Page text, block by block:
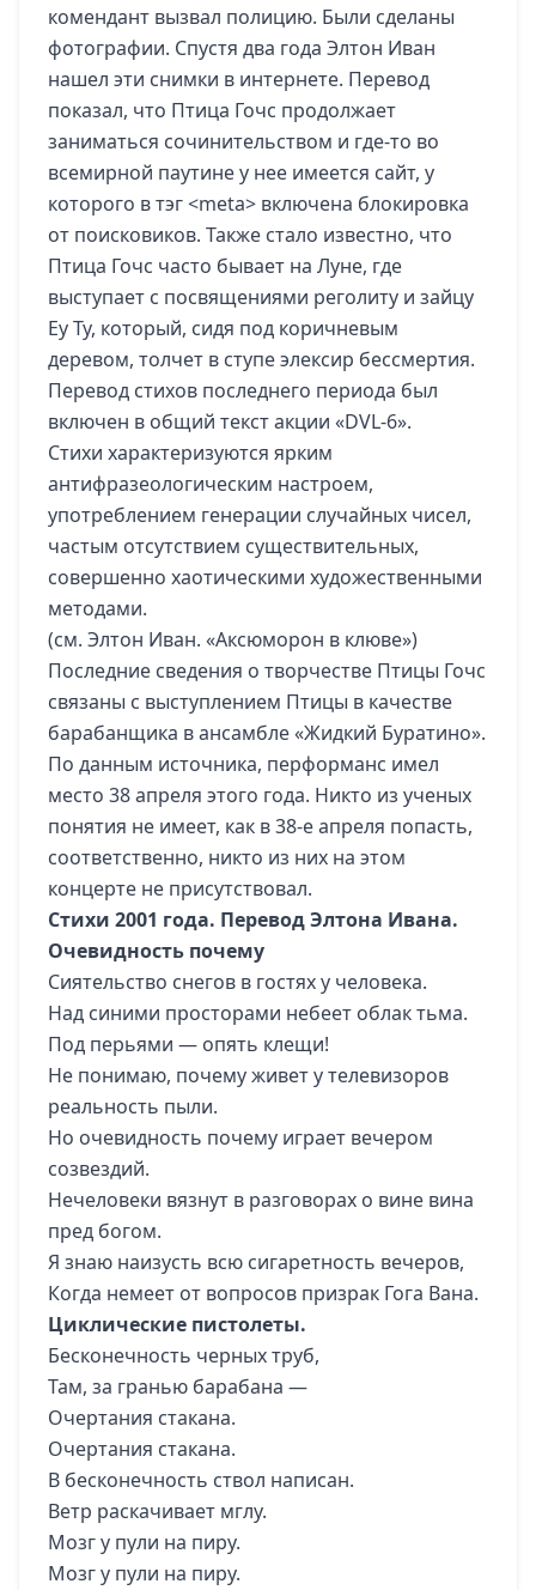
комендант вызвал полицию. Были сделаны
фотографии. Спустя два года Элтон Иван
нашел эти снимки в интернете. Перевод
показал, что Птица Гочс продолжает
заниматься сочинительством и где-то во
всемирной паутине у нее имеется сайт, у
которого в тэг <meta> включена блокировка
от поисковиков. Также стало известно, что
Птица Гочс часто бывает на Луне, где
выступает с посвящениями реголиту и зайцу
Еу Ту, который, сидя под коричневым
деревом, толчет в ступе элексир бессмертия.
Перевод стихов последнего периода был
включен в общий текст акции «DVL-6».
Стихи характеризуются ярким
антифразеологическим настроем,
употреблением генерации случайных чисел,
частым отсутствием существительных,
совершенно хаотическими художественными
методами.
(см. Элтон Иван. «Аксюморон в клюве»)
Последние сведения о творчестве Птицы Гочс
связаны с выступлением Птицы в качестве
барабанщика в ансамбле «Жидкий Буратино».
По данным источника, перформанс имел
место 38 апреля этого года. Никто из ученых
понятия не имеет, как в 38-е апреля попасть,
соответственно, никто из них на этом
концерте не присутствовал.
Стихи 2001 года. Перевод Элтона Ивана.
Очевидность почему
Сиятельство снегов в гостях у человека.
Над синими просторами небеет облак тьма.
Под перьями — опять клещи!
Не понимаю, почему живет у телевизоров
реальность пыли.
Но очевидность почему играет вечером
созвездий.
Нечеловеки вязнут в разговорах о вине вина
пред богом.
Я знаю наизусть всю сигаретность вечеров,
Когда немеет от вопросов призрак Гога Вана.
Циклические пистолеты.
Бесконечность черных труб,
Там, за гранью барабана —
Очертания стакана.
Очертания стакана.
В бесконечность ствол написан.
Ветр раскачивает мглу.
Мозг у пули на пиру.
Мозг у пули на пиру.